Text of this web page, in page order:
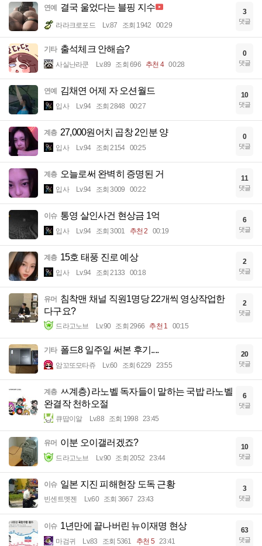
연예 결국 울었다는 블핑 지수
라라크로포드 Lv.87 조회 1942 00:29
3
댓글
기타 출석체크 안해슴?
사실난라쿤 Lv.89 조회 696 추천 4 00:28
0
댓글
연예 김채연 어제 자 오션월드
입사 Lv.94 조회 2848 00:27
10
댓글
계층 27,000원어치 곱창 2인분 양
입사 Lv.94 조회 2154 00:25
0
댓글
계층 오늘로써 완벽히 증명된 거
입사 Lv.94 조회 3009 00:22
11
댓글
이슈 통영 살인사건 현상금 1억
입사 Lv.94 조회 3001 추천 2 00:19
6
댓글
계층 15호 태풍 진로 예상
입사 Lv.94 조회 2133 00:18
2
댓글
유머 침착맨 채널 직원1명당 22개씩 영상작업한
다구요?
드라고노브 Lv.90 조회 2966 추천 1 00:15
2
댓글
기타 폴드8 일주일 써본 후기....
암꼬또모타쥬 Lv.60 조회 6229 23:55
20
댓글
계층 ㅆ계층) 라노벨 독자들이 말하는 국밥 라노벨
완결작 천하오절
큐땁이알 Lv.88 조회 1998 23:45
6
댓글
유머 이분 오이갤러겠죠?
드라고노브 Lv.90 조회 2052 23:44
10
댓글
이슈 일본 지진 피해현장 도독 근황
빈센트멧젠 Lv.60 조회 3667 23:43
3
댓글
이슈 1년만에 끝나버린 뉴이재명 현상
마검귀 Lv.83 조회 5361 추천 5 23:41
63
댓글